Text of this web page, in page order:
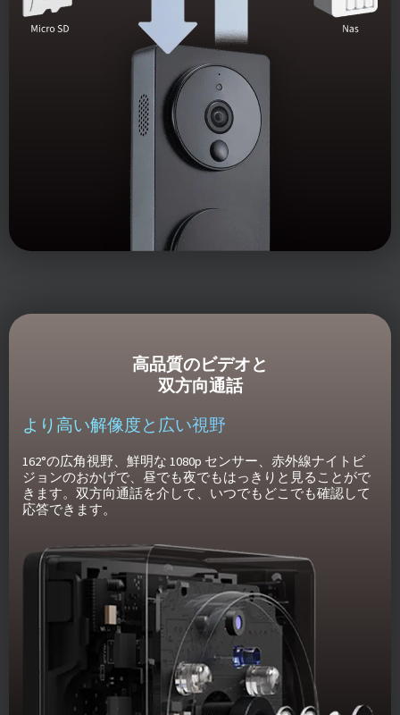
高品質のビデオと
双方向通話
より高い解像度と広い視野
162°の広角視野、鮮明な 1080p センサー、赤外線ナイトビ
ジョンのおかげで、昼でも夜でもはっきりと見ることがで
きます。双方向通話を介して、いつでもどこでも確認して
応答できます。